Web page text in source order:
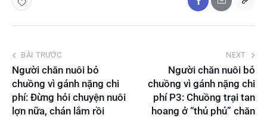
BÀI TRƯỚC
Người chăn nuôi bỏ
chuồng vì gánh nặng chi
phí: Đừng hỏi chuyện nuôi
lợn nữa, chán lắm rồi
NEXT
Người chăn nuôi bỏ
chuồng vì gánh nặng chi
phí P3: Chuồng trại tan
hoang ở “thủ phủ” chăn